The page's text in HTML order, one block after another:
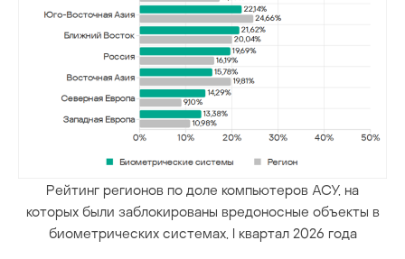
Рейтинг регионов по доле компьютеров АСУ, на
которых были заблокированы вредоносные объекты в
биометрических системах, I квартал 2026 года